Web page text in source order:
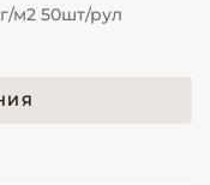
м2 50шт/рул